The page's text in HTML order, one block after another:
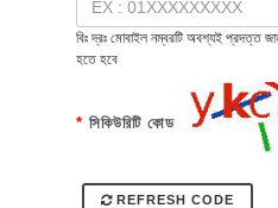
বিঃ দ্রঃ মোবাইল নম্বরটি অবশ্যই প্রদত্ত
হতে হবে
* সিকিউরিটি কোড
REFRESH CODE